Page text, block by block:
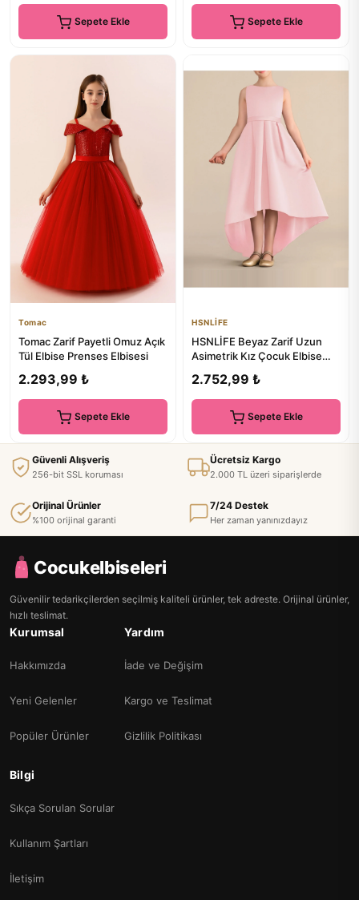
Sepete Ekle Sepete Ekle
Tomac
Tomac Zarif Payetli Omuz Açık
Tül Elbise Prenses Elbisesi
2.293,99 ₺
Sepete Ekle
HSNLİFE
HSNLİFE Beyaz Zarif Uzun
Asimetrik Kız Çocuk Elbise
Mezuniyet...
2.752,99 ₺
Sepete Ekle
Güvenli Alışveriş
256-bit SSL koruması
Ücretsiz Kargo
2.000 TL üzeri siparişlerde
Orijinal Ürünler
%100 orijinal garanti
7/24 Destek
Her zaman yanınızdayız
Cocukelbiseleri
Güvenilir tedarikçilerden seçilmiş kaliteli ürünler, tek adreste. Orijinal ürünler,
hızlı teslimat.
Kurumsal
Hakkımızda
Yeni Gelenler
Popüler Ürünler
Yardım
İade ve Değişim
Kargo ve Teslimat
Gizlilik Politikası
Bilgi
Sıkça Sorulan Sorular
Kullanım Şartları
İletişim